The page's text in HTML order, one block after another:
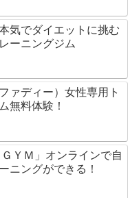
気でダイエットに挑む
ーニングジム
ァディー）女性専用ト
無料体験！
ＧＹＭ」オンラインで自
ニングができる！